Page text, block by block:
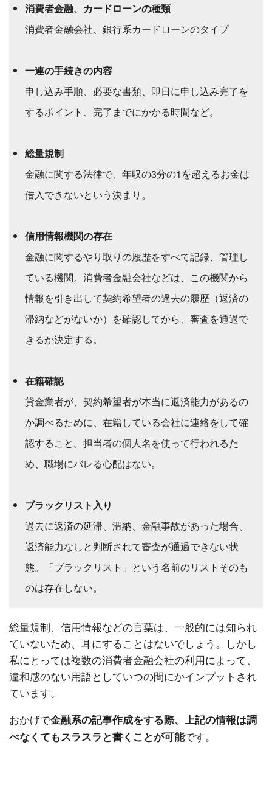
消費者金融、カードローンの種類
消費者金融会社、銀行系カードローンのタイプ
一連の手続きの内容
申し込み手順、必要な書類、即日に申し込み完了を
するポイント、完了までにかかる時間など。
総量規制
金融に関する法律で、年収の3分の1を超えるお金は
借入できないという決まり。
信用情報機関の存在
金融に関するやり取りの履歴をすべて記録、管理し
ている機関。消費者金融会社などは、この機関から
情報を引き出して契約希望者の過去の履歴（返済の
滞納などがないか）を確認してから、審査を通過で
きるか決定する。
在籍確認
貸金業者が、契約希望者が本当に返済能力があるの
か調べるために、在籍している会社に連絡をして確
認すること。担当者の個人名を使って行われるた
め、職場にバレる心配はない。
ブラックリスト入り
過去に返済の延滞、滞納、金融事故があった場合、
返済能力なしと判断されて審査が通過できない状
態。「ブラックリスト」という名前のリストそのも
のは存在しない。
総量規制、信用情報などの言葉は、一般的には知られ
ていないため、耳にすることはないでしょう。しかし
私にとっては複数の消費者金融会社の利用によって、
違和感のない用語としていつの間にかインプットされ
ています。
おかげで金融系の記事作成をする際、上記の情報は調
べなくてもスラスラと書くことが可能です。